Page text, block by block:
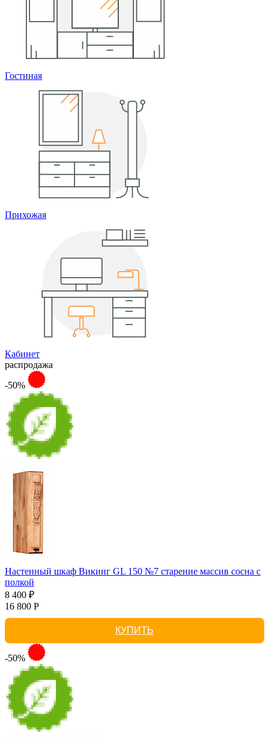
Гостиная
Прихожая
Кабинет
распродажа
-50%
Настенный шкаф Викинг GL 150 №7 старение массив сосна с
полкой
8 400 ₽
16 800 Р
КУПИТЬ
-50%